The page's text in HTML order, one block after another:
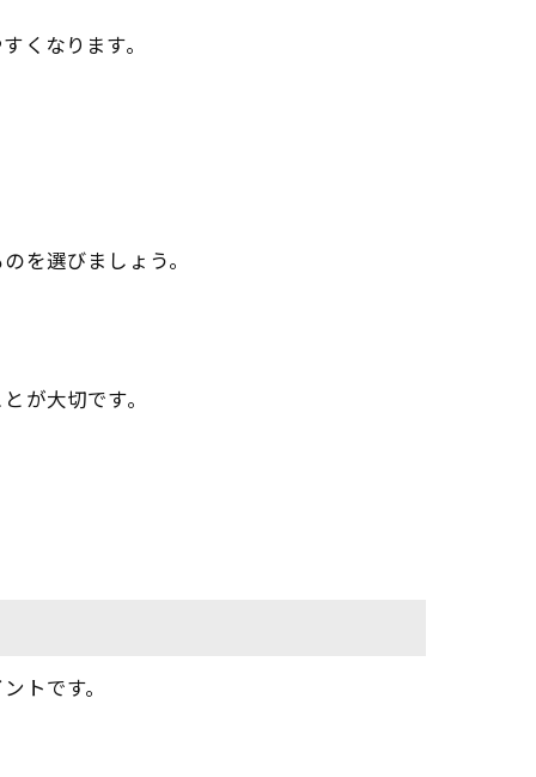
くなります。
を選びましょう。
が大切です。
トです。